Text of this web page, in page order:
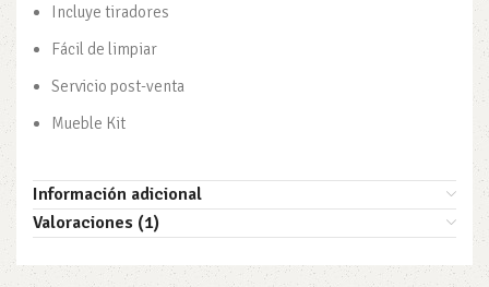
Incluye tiradores
Fácil de limpiar
Servicio post-venta
Mueble Kit
Información adicional
Valoraciones (1)